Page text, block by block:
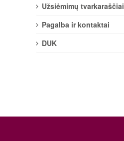
Užsiėmimų tvarkaraščiai
Pagalba ir kontaktai
DUK